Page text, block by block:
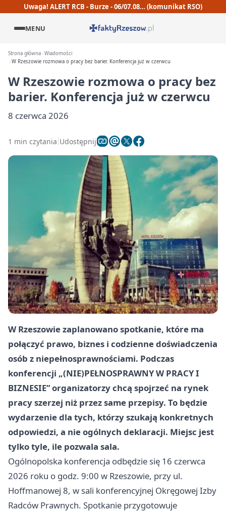
Uwaga! ALERT RCB - Burze - 06/07.08… (komunikat RSO)
MENU
Strona główna Wiadomości
W Rzeszowie rozmowa o pracy bez barier. Konferencja już w czerwcu
W Rzeszowie rozmowa o pracy bez
barier. Konferencja już w czerwcu
8 czerwca 2026
1 min czytania Udostępnij
W Rzeszowie zaplanowano spotkanie, które ma
połączyć prawo, biznes i codzienne doświadczenia
osób z niepełnosprawnościami. Podczas
konferencji „(NIE)PEŁNOSPRAWNY W PRACY I
BIZNESIE” organizatorzy chcą spojrzeć na rynek
pracy szerzej niż przez same przepisy. To będzie
wydarzenie dla tych, którzy szukają konkretnych
odpowiedzi, a nie ogólnych deklaracji. Miejsc jest
tylko tyle, ile pozwala sala.
Ogólnopolska konferencja odbędzie się 16 czerwca
2026 roku o godz. 9:00 w Rzeszowie, przy ul.
Hoffmanowej 8, w sali konferencyjnej Okręgowej Izby
Radców Prawnych. Spotkanie przygotowuje